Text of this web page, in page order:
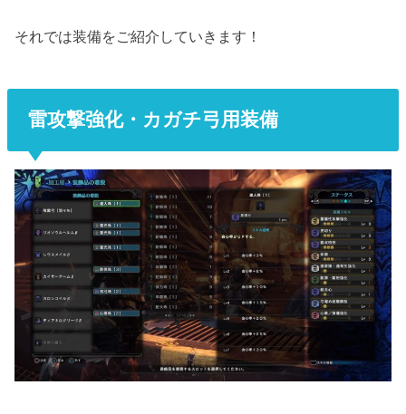
それでは装備をご紹介していきます！
雷攻撃強化・カガチ弓用装備